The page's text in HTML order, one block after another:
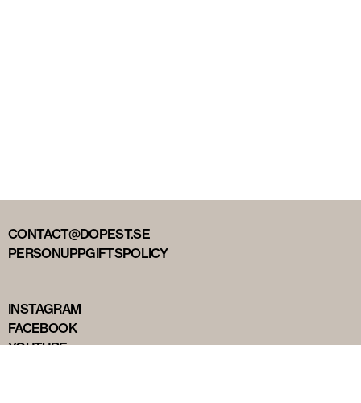
CONTACT@DOPEST.SE
PERSONUPPGIFTSPOLICY
INSTAGRAM
FACEBOOK
YOUTUBE